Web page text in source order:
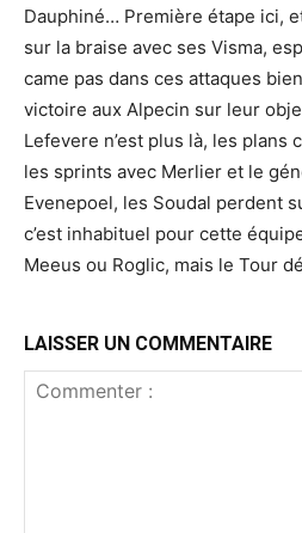
Dauphiné… Première étape ici,
sur la braise avec ses Visma,
came pas dans ces attaques
victoire aux Alpecin sur leur
Lefevere n’est plus là, les plans
les sprints avec Merlier et le
Evenepoel, les Soudal perdent
c’est inhabituel pour cette
Meeus ou Roglic, mais le Tour
LAISSER UN COMMENTAIRE